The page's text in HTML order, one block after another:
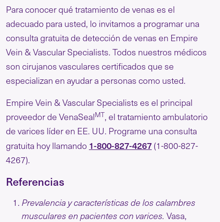
Para conocer qué tratamiento de venas es el
adecuado para usted, lo invitamos a programar una
consulta gratuita de detección de venas en Empire
Vein & Vascular Specialists. Todos nuestros médicos
son cirujanos vasculares certificados que se
especializan en ayudar a personas como usted.
Empire Vein & Vascular Specialists es el principal
proveedor de VenaSealMT, el tratamiento ambulatorio
de varices líder en EE. UU. Programe una consulta
gratuita hoy llamando 1-800-827-4267 (1-800-827-
4267).
Referencias
Prevalencia y características de los calambres
musculares en pacientes con varices. Vasa,